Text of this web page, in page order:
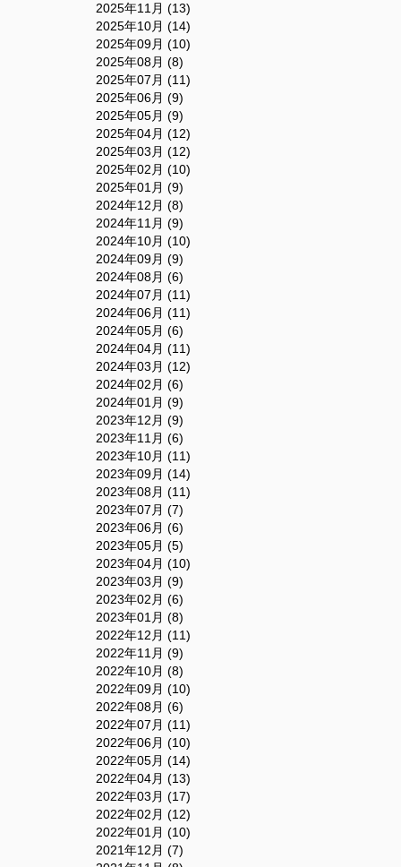
2025年11月 (13)
2025年10月 (14)
2025年09月 (10)
2025年08月 (8)
2025年07月 (11)
2025年06月 (9)
2025年05月 (9)
2025年04月 (12)
2025年03月 (12)
2025年02月 (10)
2025年01月 (9)
2024年12月 (8)
2024年11月 (9)
2024年10月 (10)
2024年09月 (9)
2024年08月 (6)
2024年07月 (11)
2024年06月 (11)
2024年05月 (6)
2024年04月 (11)
2024年03月 (12)
2024年02月 (6)
2024年01月 (9)
2023年12月 (9)
2023年11月 (6)
2023年10月 (11)
2023年09月 (14)
2023年08月 (11)
2023年07月 (7)
2023年06月 (6)
2023年05月 (5)
2023年04月 (10)
2023年03月 (9)
2023年02月 (6)
2023年01月 (8)
2022年12月 (11)
2022年11月 (9)
2022年10月 (8)
2022年09月 (10)
2022年08月 (6)
2022年07月 (11)
2022年06月 (10)
2022年05月 (14)
2022年04月 (13)
2022年03月 (17)
2022年02月 (12)
2022年01月 (10)
2021年12月 (7)